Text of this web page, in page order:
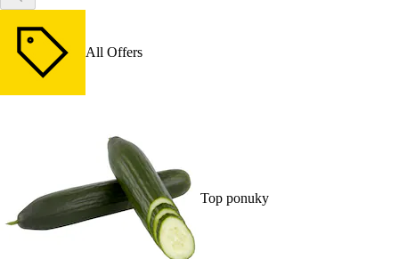
All Offers
Top ponuky